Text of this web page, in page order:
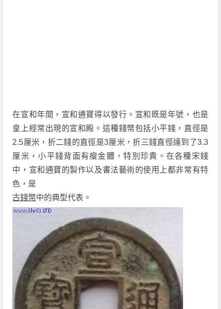
在宣和年間，宣和通寶得以發行。宣和既是年號，也是
皇上經常出現的宣和殿。這種錢幣包括小平錢，直徑是
2.5厘米，折二錢的直徑是3厘米，折三錢直徑達到了3.3
厘米，小平錢背面有瘦金體，特別珍貴。在各種宋錢
中，宣和通寶的製作以及書法藝術的使用上都非常有特
色，是
古錢幣中的典型代表。